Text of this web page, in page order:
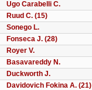
Ugo Carabelli C.
Ruud C. (15)
Sonego L.
Fonseca J. (28)
Royer V.
Basavareddy N.
Duckworth J.
Davidovich Fokina A. (21)